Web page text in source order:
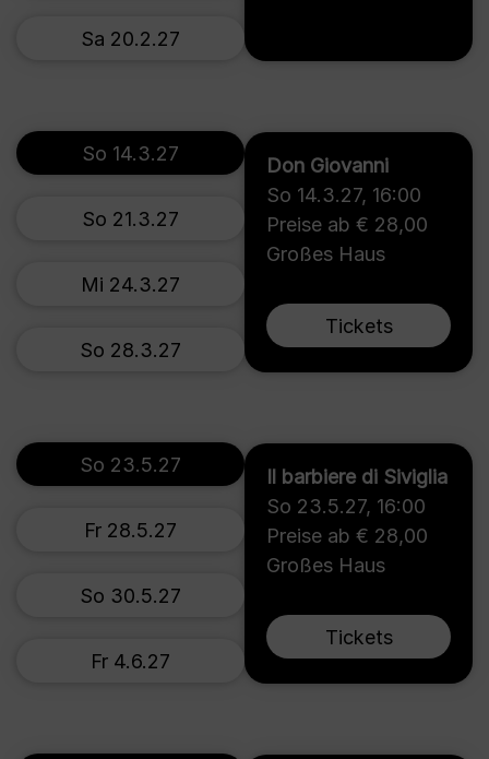
Sa 20.2.27
Don Giovanni
So 14.3.27, 16:00
Preise ab € 28,00
Großes Haus
Tickets
So 14.3.27
So 21.3.27
Mi 24.3.27
So 28.3.27
Il barbiere di Siviglia
So 23.5.27, 16:00
Preise ab € 28,00
Großes Haus
Tickets
So 23.5.27
Fr 28.5.27
So 30.5.27
Fr 4.6.27